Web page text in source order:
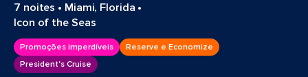
7 noites • Miami, Florida •
Icon of the Seas
Promoções imperdíveis
Reserve e Economize
President's Cruise